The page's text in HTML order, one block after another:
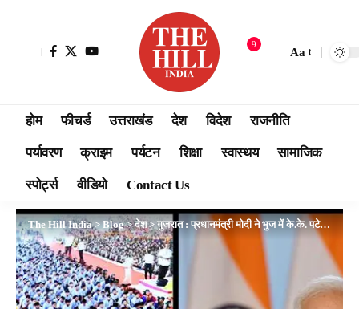
9
Aa
होम फीचर्ड उत्तराखंड देश विदेश राजनीति
पर्यावरण क्राइम पर्यटन शिक्षा स्वास्थय सामाजिक
स्पोर्ट्स वीडियो Contact Us
The Hill India>Blog>देश>गुजरात : प्रधानमंत्री मोदी ने भुज में के.के. पटेल सुपर स्पेशियलिटी अस्पताल राष्ट्र को समर्पित किया